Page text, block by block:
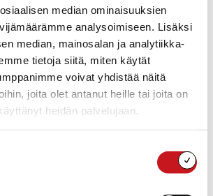
median ominaisuuksien
analysoimiseen. Lisäksi
median, mainosalan ja analytiikka-
tietoja siitä, miten käytät
voivat yhdistää näitä
joita olet antanut heille tai joita on
heidän palvelujaan.
toteutimme Rautalammilla
osallistuvan budjetoinnin kokeilun.
kuntalaiset pääsivät
ideoimaan ja päättämään kunnan
hyvinvoinnin
Rautalammilla syksyllä 2022, ja nyt